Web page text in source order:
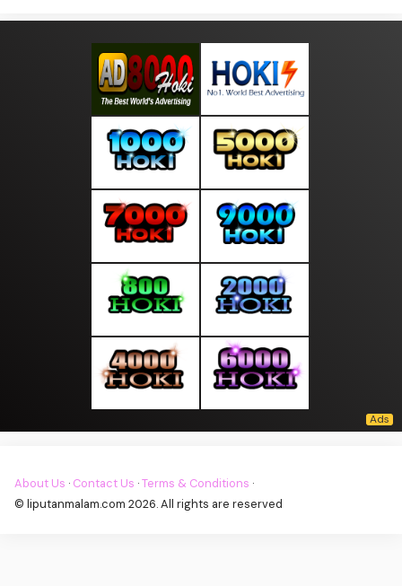
About Us · Contact Us ·Terms & Conditions ·
© liputanmalam.com 2026. All rights are reserved